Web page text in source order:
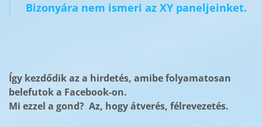
Bizonyára nem ismeri az XY paneljeinket.
Így kezdődik az a hirdetés, amibe folyamatosan
belefutok a Facebook-on.
Mi ezzel a gond? Az, hogy átverés, félrevezetés.